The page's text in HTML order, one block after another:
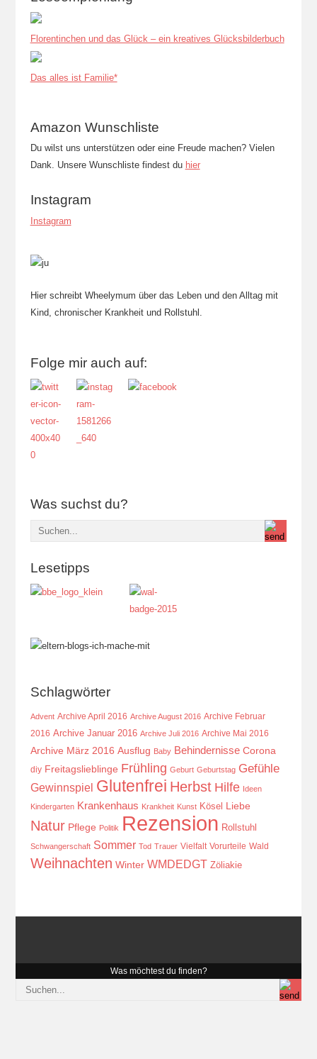
Florentinchen und das Glück – ein kreatives Glücksbilderbuch
Das alles ist Familie*
Amazon Wunschliste
Du wilst uns unterstützen oder eine Freude machen? Vielen
Dank. Unsere Wunschliste findest du hier
Instagram
Instagram
Hier schreibt Wheelymum über das Leben und den Alltag mit
Kind, chronischer Krankheit und Rollstuhl.
Folge mir auch auf:
Was suchst du?
Lesetipps
Schlagwörter
Advent Archive April 2016 Archive August 2016 Archive Februar
2016 Archive Januar 2016 Archive Juli 2016 Archive Mai 2016
Archive März 2016 Ausflug Baby Behindernisse Corona
diy Freitagslieblinge Frühling Geburt Geburtstag Gefühle
Gewinnspiel Glutenfrei Herbst Hilfe Ideen
Kindergarten Krankenhaus Krankheit Kunst Kösel Liebe
Natur Pflege Politik Rezension Rollstuhl
Schwangerschaft Sommer Tod Trauer Vielfalt Vorurteile Wald
Weihnachten Winter WMDEDGT Zöliakie
Was möchtest du finden?